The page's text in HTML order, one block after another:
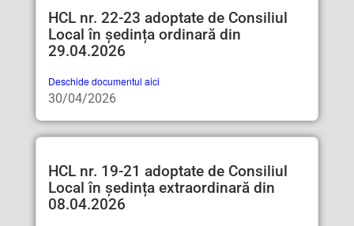
HCL nr. 22-23 adoptate de Consiliul
Local în ședința ordinară din
29.04.2026
Deschide documentul aici
30/04/2026
HCL nr. 19-21 adoptate de Consiliul
Local în ședința extraordinară din
08.04.2026